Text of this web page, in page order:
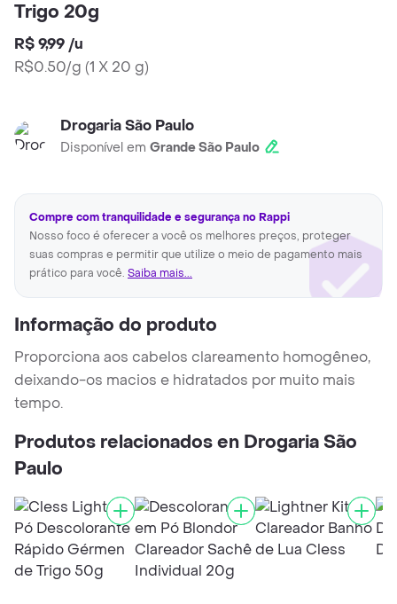
Trigo 20g
R$ 9,99 /u
R$0.50/g (1 X 20 g)
Drogaria São Paulo
Disponível em Grande São Paulo
Compre com tranquilidade e segurança no Rappi
Nosso foco é oferecer a você os melhores preços, proteger
suas compras e permitir que utilize o meio de pagamento mais
prático para você. Saiba mais...
Informação do produto
Proporciona aos cabelos clareamento homogêneo,
deixando-os macios e hidratados por muito mais
tempo.
Produtos relacionados en Drogaria São
Paulo